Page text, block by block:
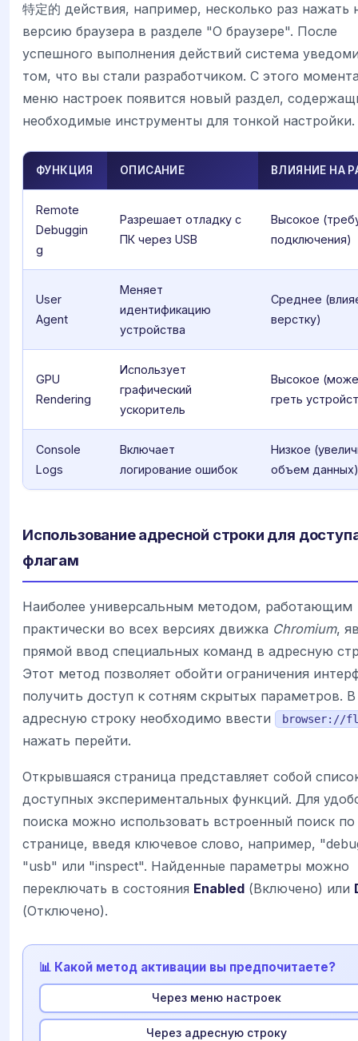
特定的 действия, например, несколько раз нажать
версию браузера в разделе "О браузере". После
успешного выполнения действий система
том, что вы стали разработчиком. С этого
меню настроек появится новый раздел,
необходимые инструменты для тонкой настройки.
ФУНКЦИЯ ОПИСАНИЕ ВЛИЯНИЕ НА
Remote
Debuggin
g
Разрешает отладку с
ПК через USB
Высокое
подключения)
User
Agent
Меняет
идентификацию
устройства
Среднее
верстку)
GPU
Rendering
Использует
графический
ускоритель
Высокое
греть
Console
Logs
Включает
логирование ошибок
Низкое
объем данных)
Использование адресной строки для
флагам
Наиболее универсальным методом, работающим
практически во всех версиях движка Chromium,
прямой ввод специальных команд в адресную
Этот метод позволяет обойти ограничения
получить доступ к сотням скрытых параметров. В
адресную строку необходимо ввести
browser://
нажать перейти.
Открывшаяся страница представляет собой
доступных экспериментальных функций. Для
поиска можно использовать встроенный поиск по
странице, введя ключевое слово, например,
"usb" или "inspect". Найденные параметры можно
переключать в состояния Enabled (Включено) или
(Отключено).
📊 Какой метод активации вы предпочитаете?
Через меню настроек
Через адресную строку